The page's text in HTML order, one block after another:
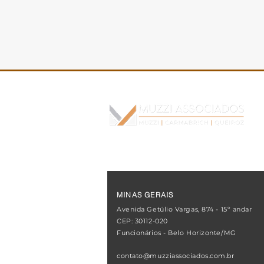
O novo custo das
MINAS GERAIS
Avenida Getúlio Vargas, 874 - 15º andar
CEP: 30112-020
Funcionários - Belo Horizonte/MG
contato@muzziassociados.com.br